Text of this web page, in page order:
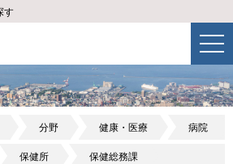
す
分野 健康・医療 病院
保健所 保健総務課